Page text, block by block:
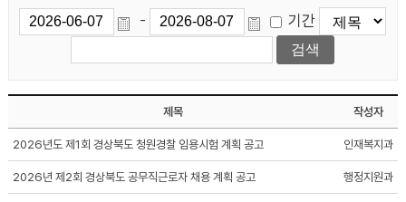
- 기간
제목 작성자
2026년도 제1회 경상북도 청원경찰 임용시험 계획 공고 인재복지과
2026년 제2회 경상북도 공무직근로자 채용 계획 공고 행정지원과